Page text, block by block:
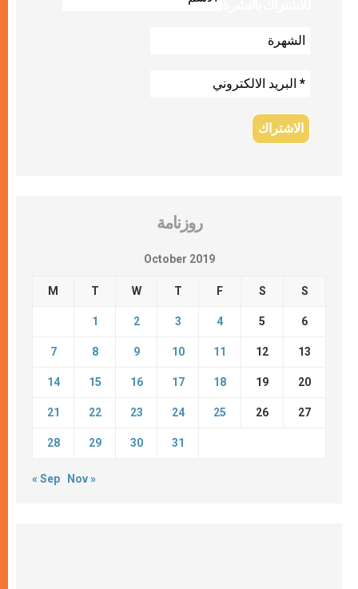
روزنامة
October 2019
M T W T F S S
1 2 3 4 5 6
7 8 9 10 11 12 13
14 15 16 17 18 19 20
21 22 23 24 25 26 27
28 29 30 31
« Sep Nov »